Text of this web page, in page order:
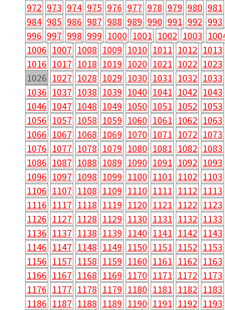
972 973 974 975 976 977 978 979 980 981
984 985 986 987 988 989 990 991 992 993
996 997 998 999 1000 1001 1002 1003
1006 1007 1008 1009 1010 1011 1012 1013
1016 1017 1018 1019 1020 1021 1022 1023
1026 1027 1028 1029 1030 1031 1032 1033
1036 1037 1038 1039 1040 1041 1042 1043
1046 1047 1048 1049 1050 1051 1052 1053
1056 1057 1058 1059 1060 1061 1062 1063
1066 1067 1068 1069 1070 1071 1072 1073
1076 1077 1078 1079 1080 1081 1082 1083
1086 1087 1088 1089 1090 1091 1092 1093
1096 1097 1098 1099 1100 1101 1102 1103
1106 1107 1108 1109 1110 1111 1112 1113
1116 1117 1118 1119 1120 1121 1122 1123
1126 1127 1128 1129 1130 1131 1132 1133
1136 1137 1138 1139 1140 1141 1142 1143
1146 1147 1148 1149 1150 1151 1152 1153
1156 1157 1158 1159 1160 1161 1162 1163
1166 1167 1168 1169 1170 1171 1172 1173
1176 1177 1178 1179 1180 1181 1182 1183
1186 1187 1188 1189 1190 1191 1192 1193